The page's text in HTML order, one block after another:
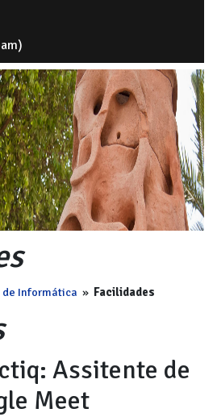
de Informática » Facilidades
Assitente de
Meet